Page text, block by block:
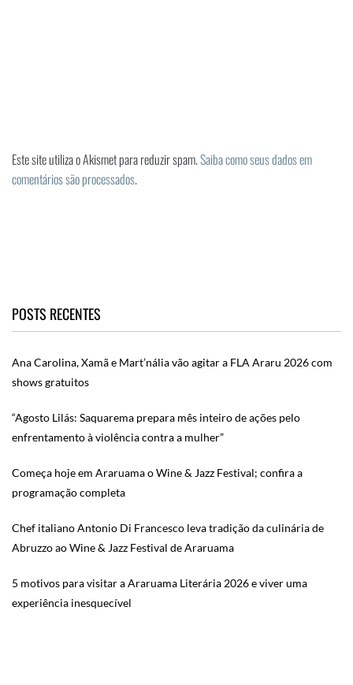
Este site utiliza o Akismet para reduzir spam.Saiba como seus dados em
comentários são processados.
POSTS RECENTES
Ana Carolina, Xamã e Mart’nália vão agitar a FLA Araru 2026 com
shows gratuitos
“Agosto Lilás: Saquarema prepara mês inteiro de ações pelo
enfrentamento à violência contra a mulher”
Começa hoje em Araruama o Wine & Jazz Festival; confira a
programação completa
Chef italiano Antonio Di Francesco leva tradição da culinária de
Abruzzo ao Wine & Jazz Festival de Araruama
5 motivos para visitar a Araruama Literária 2026 e viver uma
experiência inesquecível